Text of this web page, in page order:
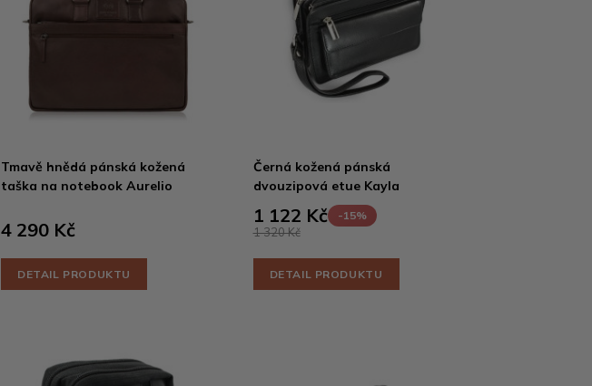
Tmavě hnědá pánská kožená
taška na notebook Aurelio
4 290 Kč
DETAIL PRODUKTU
Černá kožená pánská
dvouzipová etue Kayla
1 122 Kč -15%
1 320 Kč
DETAIL PRODUKTU